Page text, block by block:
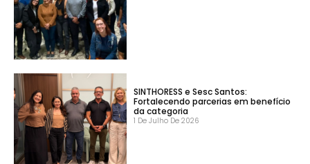
SINTHORESS e Sesc Santos:
Fortalecendo parcerias em benefício
da categoria
1 De Julho De 2026